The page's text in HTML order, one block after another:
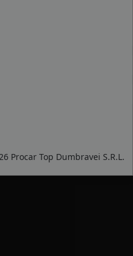
Procar Top Dumbravei S.R.L.